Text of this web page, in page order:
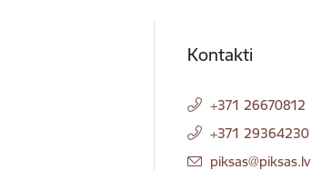
Kontakti
+371 26670812
+371 29364230
E-pasts:
piksas@piksas.lv